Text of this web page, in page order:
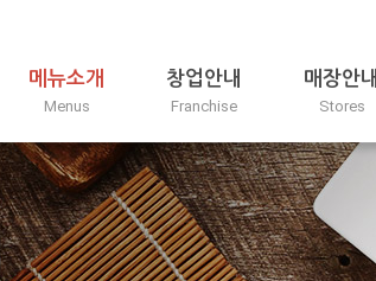
메뉴소개
Menus
창업안내
Franchise
매장안내
Stores